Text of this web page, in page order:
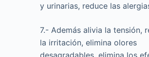
y urinarias, reduce las
7.- Además alivia la tensión,
la irritación, elimina olores
desagradables, elimina los